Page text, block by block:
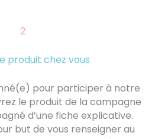
2
produit chez vous
pour participer à notre
le produit de la campagne
d’une fiche explicative.
but de vous renseigner au